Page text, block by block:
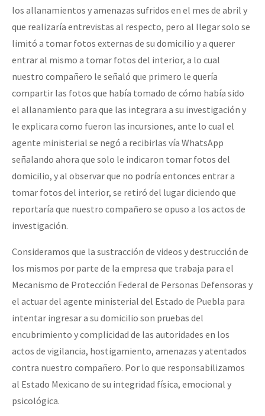
los allanamientos y amenazas sufridos en el mes de abril y
que realizaría entrevistas al respecto, pero al llegar solo se
limitó a tomar fotos externas de su domicilio y a querer
entrar al mismo a tomar fotos del interior, a lo cual
nuestro compañero le señaló que primero le quería
compartir las fotos que había tomado de cómo había sido
el allanamiento para que las integrara a su investigación y
le explicara como fueron las incursiones, ante lo cual el
agente ministerial se negó a recibirlas vía WhatsApp
señalando ahora que solo le indicaron tomar fotos del
domicilio, y al observar que no podría entonces entrar a
tomar fotos del interior, se retiró del lugar diciendo que
reportaría que nuestro compañero se opuso a los actos de
investigación.
Consideramos que la sustracción de videos y destrucción de
los mismos por parte de la empresa que trabaja para el
Mecanismo de Protección Federal de Personas Defensoras y
el actuar del agente ministerial del Estado de Puebla para
intentar ingresar a su domicilio son pruebas del
encubrimiento y complicidad de las autoridades en los
actos de vigilancia, hostigamiento, amenazas y atentados
contra nuestro compañero. Por lo que responsabilizamos
al Estado Mexicano de su integridad física, emocional y
psicológica.